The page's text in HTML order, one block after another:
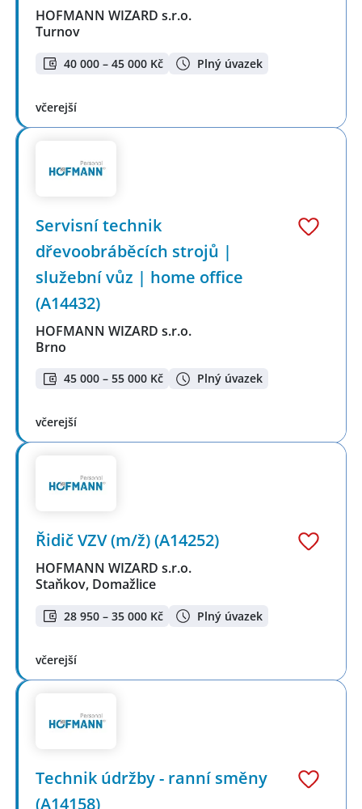
HOFMANN WIZARD s.r.o.
Turnov
40 000 – 45 000 Kč Plný úvazek
včerejší
️Servisní technik
dřevoobráběcích strojů |
služební vůz | home office
(A14432)
HOFMANN WIZARD s.r.o.
Brno
45 000 – 55 000 Kč Plný úvazek
včerejší
Řidič VZV (m/ž) (A14252)
HOFMANN WIZARD s.r.o.
Staňkov, Domažlice
28 950 – 35 000 Kč Plný úvazek
včerejší
Technik údržby - ranní směny
(A14158)